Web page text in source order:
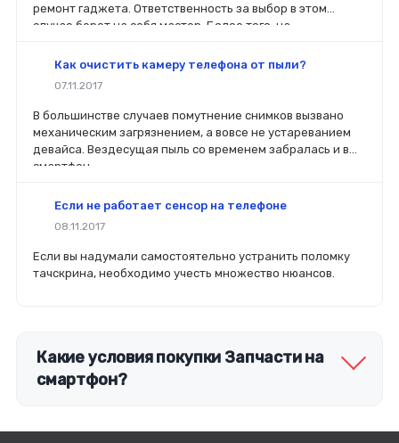
ремонт гаджета. Ответственность за выбор в этом
случае берет на себя мастер. Более того, на
вы планируете делать ремонт самостоятельно, то выбор
перед покупкой нового модуля старый был в руках. Так
легче сориентироваться в разъемах, элементах
крепления, электрических параметрах и прочих
характеристиках.
Как очистить камеру телефона от пыли?
07.11.2017
В большинстве случаев помутнение снимков вызвано
механическим загрязнением, а вовсе не устареванием
девайса. Вездесущая пыль со временем забралась и в
смартфон.
Если не работает сенсор на телефоне
08.11.2017
Если вы надумали самостоятельно устранить поломку
тачскрина, необходимо учесть множество нюансов.
Какие условия покупки Запчасти на
смартфон?